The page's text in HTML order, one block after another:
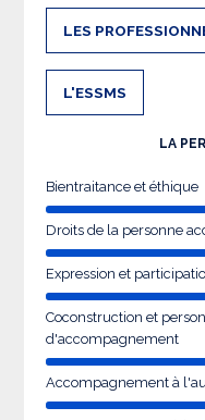
LES
L'ESSMS
LA
Bientraitance et éthique
Droits de la personne
Expression et
Coconstruction et
d'accompagnement
Accompagnement à